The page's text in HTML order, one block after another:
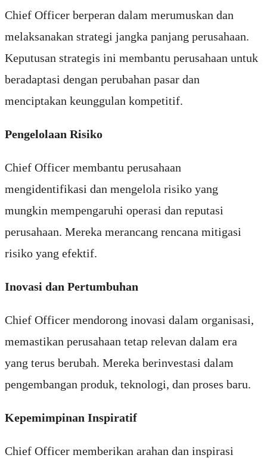
Chief Officer berperan dalam merumuskan dan
melaksanakan strategi jangka panjang perusahaan.
Keputusan strategis ini membantu perusahaan untuk
beradaptasi dengan perubahan pasar dan
menciptakan keunggulan kompetitif.
Pengelolaan Risiko
Chief Officer membantu perusahaan
mengidentifikasi dan mengelola risiko yang
mungkin mempengaruhi operasi dan reputasi
perusahaan. Mereka merancang rencana mitigasi
risiko yang efektif.
Inovasi dan Pertumbuhan
Chief Officer mendorong inovasi dalam organisasi,
memastikan perusahaan tetap relevan dalam era
yang terus berubah. Mereka berinvestasi dalam
pengembangan produk, teknologi, dan proses baru.
Kepemimpinan Inspiratif
Chief Officer memberikan arahan dan inspirasi